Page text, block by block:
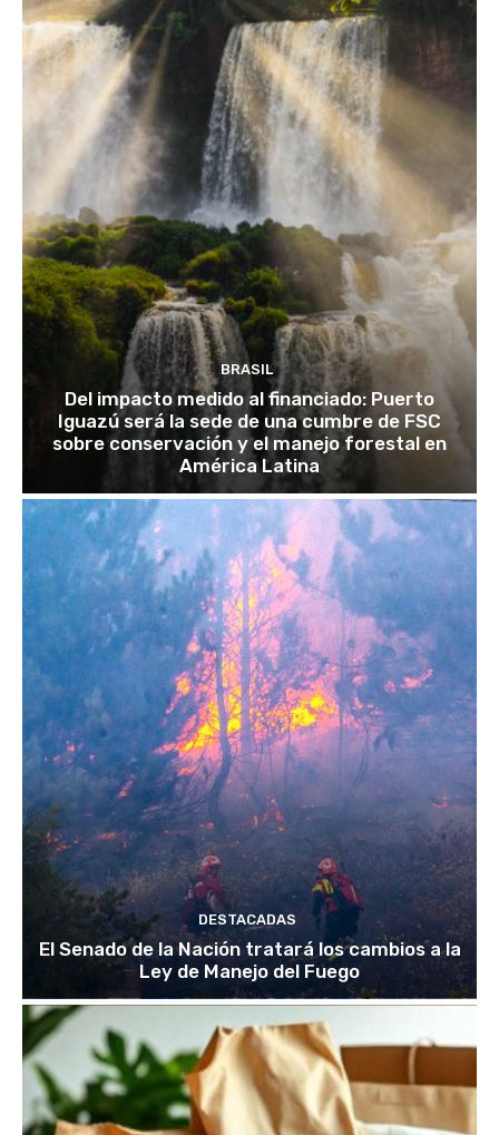
BRASIL
Del impacto medido al financiado: Puerto
Iguazú será la sede de una cumbre de FSC
sobre conservación y el manejo forestal en
América Latina
DESTACADAS
El Senado de la Nación tratará los cambios a la
Ley de Manejo del Fuego